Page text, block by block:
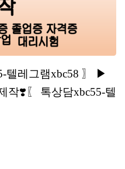
텔레그램xbc58 〗 ▶
작❣️〖 톡상담xbc55-텔